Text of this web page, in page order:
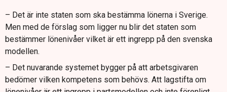
– Det är inte staten som ska bestämma lönerna i Sverige.
Men med de förslag som ligger nu blir det staten som
bestämmer lönenivåer vilket är ett ingrepp på den svenska
modellen.
– Det nuvarande systemet bygger på att arbetsgivaren
bedömer vilken kompetens som behövs. Att lagstifta om